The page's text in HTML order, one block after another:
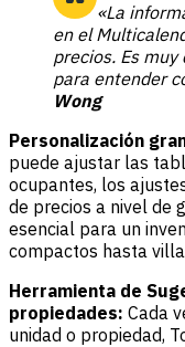
«La
en el
precios. Es
para entender
Wong
Personalización
puede ajustar las
ocupantes, los
de precios a nivel de
esencial para un
compactos hasta
Herramienta de
propiedades: Cada
unidad o propiedad,